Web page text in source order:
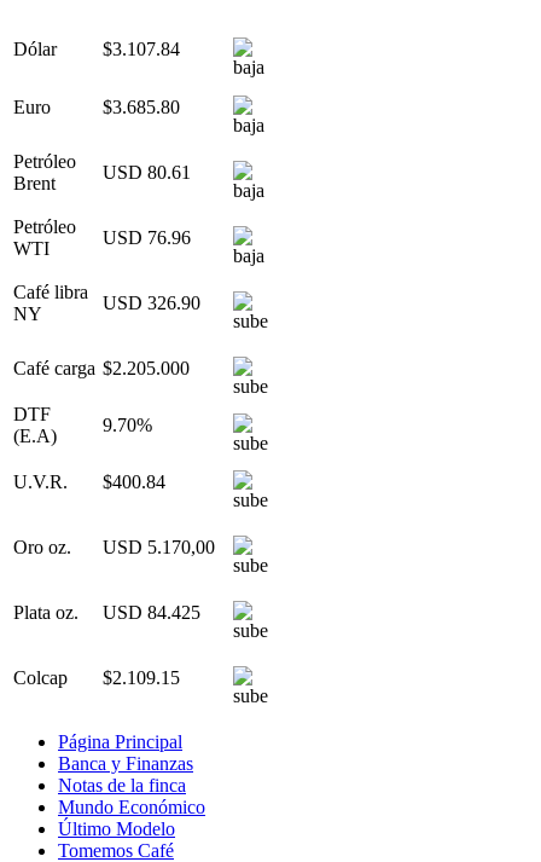
Dólar $3.107.84
Euro $3.685.80
Petróleo
Brent
USD 80.61
Petróleo
WTI
USD 76.96
Café libra
NY
USD 326.90
Café carga $2.205.000
DTF
(E.A)
9.70%
U.V.R. $400.84
Oro oz. USD 5.170,00
Plata oz. USD 84.425
Colcap $2.109.15
Página Principal
Banca y Finanzas
Notas de la finca
Mundo Económico
Último Modelo
Tomemos Café